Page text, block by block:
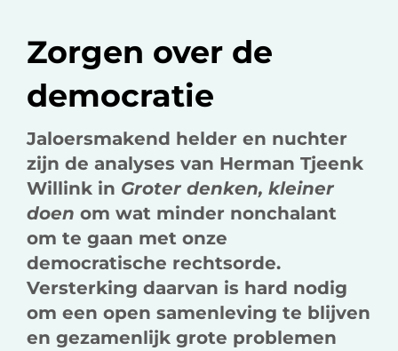
c
o
k
I
n
l
Zorgen over de
democratie
Jaloersmakend helder en nuchter
zijn de analyses van Herman Tjeenk
Willink in Groter denken, kleiner
doen om wat minder nonchalant
om te gaan met onze
democratische rechtsorde.
Versterking daarvan is hard nodig
om een open samenleving te blijven
en gezamenlijk grote problemen